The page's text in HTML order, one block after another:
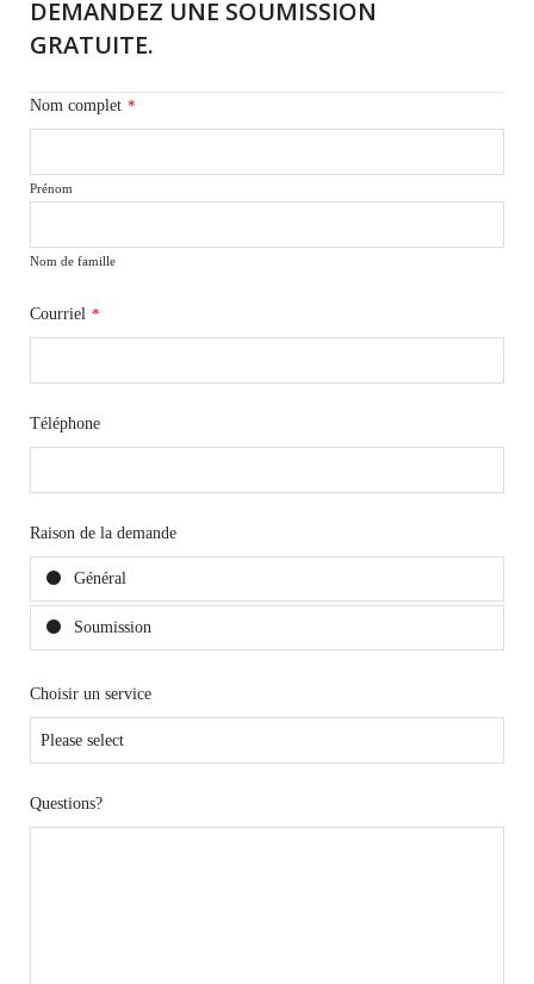
DEMANDEZ UNE SOUMISSION
GRATUITE.
Nom complet *
Prénom
Nom de famille
Courriel *
Téléphone
Raison de la demande
Général
Soumission
Choisir un service
Questions?